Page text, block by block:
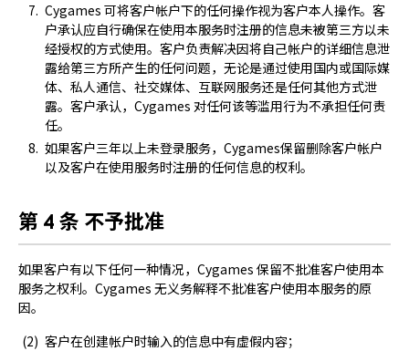
Cygames 可将客户帐户下的任何操作视为客户本人操作。客
户承认应自行确保在使用本服务时注册的信息未被第三方以未
经授权的方式使用。客户负责解决因将自己帐户的详细信息泄
露给第三方所产生的任何问题，无论是通过使用国内或国际媒
体、私人通信、社交媒体、互联网服务还是任何其他方式泄
露。客户承认，Cygames 对任何该等滥用行为不承担任何责
任。
如果客户三年以上未登录服务，Cygames保留删除客户帐户
以及客户在使用服务时注册的任何信息的权利。
第 4 条 不予批准
如果客户有以下任何一种情况，Cygames 保留不批准客户使用本
服务之权利。Cygames 无义务解释不批准客户使用本服务的原
因。
客户在创建帐户时输入的信息中有虚假内容；